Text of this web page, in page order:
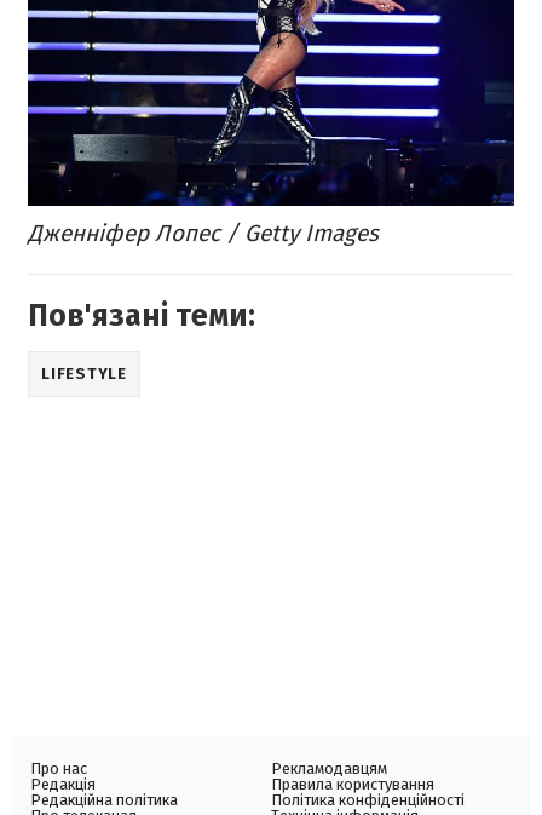
​Дженніфер Лопес / Getty Images
Пов'язані теми:
LIFESTYLE
Про нас
Редакція
Редакційна політика
Рекламодавцям
Правила користування
Політика конфіденційності